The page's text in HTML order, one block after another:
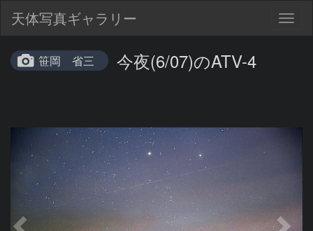
天体写真ギャラリー
笹岡 省三 今夜(6/07)のATV-4